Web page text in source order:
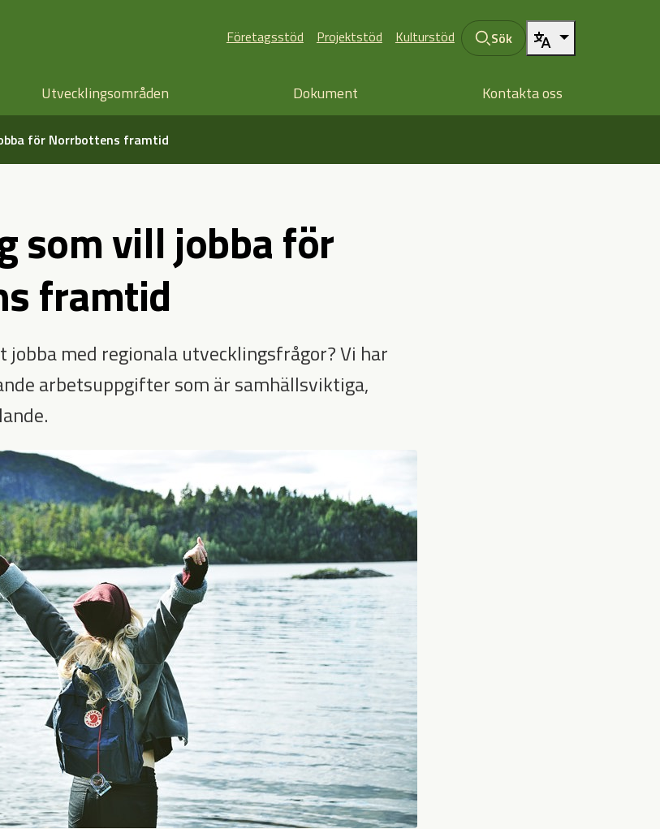
Företagsstöd Projektstöd Kulturstöd Sök
Utvecklingsområden Dokument Kontakta oss
för Norrbottens framtid
som vill jobba för
framtid
med regionala utvecklingsfrågor? Vi har
arbetsuppgifter som är samhällsviktiga,